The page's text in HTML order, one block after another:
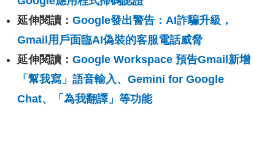
延伸閱讀： Google發出警告：AI詐騙升級，
Gmail用戶面臨AI偽裝的客服電話威脅
延伸閱讀： Google Workspace 預告Gmail新增
「幫我寫」語音輸入、Gemini for Google
Chat、「為我翻譯」等功能